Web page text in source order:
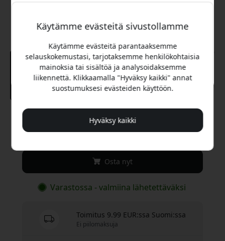
Suositeltava hinta
89.99 EUR
Osta nyt
Varastossa - valmiina lähetettäväksi
Toimitus 9.99 EUR:ssa Suomi:ssa
Ei piilomaksuja
Käytämme evästeitä sivustollamme
Käytämme evästeitä parantaaksemme
selauskokemustasi, tarjotaksemme henkilökohtaisia
mainoksia tai sisältöä ja analysoidaksemme
liikennettä. Klikkaamalla "Hyväksy kaikki" annat
suostumuksesi evästeiden käyttöön.
Hyväksy kaikki
sarjat ja erikoistarjoukset.
Ei, maksan mieluummin täyden hinnan.